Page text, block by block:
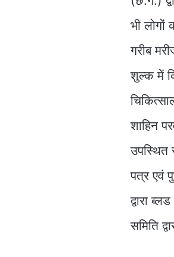
भी लोगों
गरीब
शुल्क में
शाहिन
उपस्थित
पत्र एवं
द्वारा
समिति